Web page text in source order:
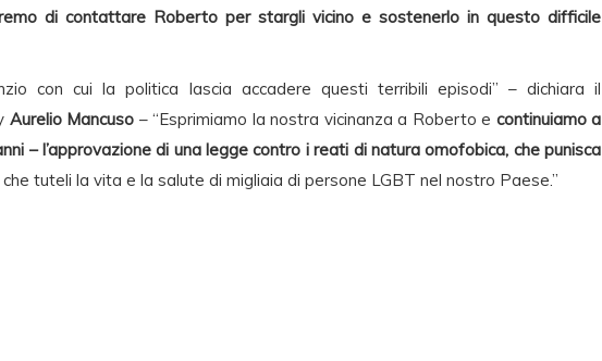
di contattare Roberto per stargli vicino e sostenerlo in questo difficile
con cui la politica lascia accadere questi terribili episodi” – dichiara il
Aurelio Mancuso – “Esprimiamo la nostra vicinanza a Roberto e continuiamo a
– l’approvazione di una legge contro i reati di natura omofobica, che punisca
tuteli la vita e la salute di migliaia di persone LGBT nel nostro Paese.”